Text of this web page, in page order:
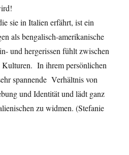
sie in Italien erfährt, ist ein
als bengalisch-amerikanische
und hergerissen fühlt zwischen
Kulturen. In ihrem persönlichen
spannende Verhältnis von
und Identität und lädt ganz
zu widmen. (Stefanie